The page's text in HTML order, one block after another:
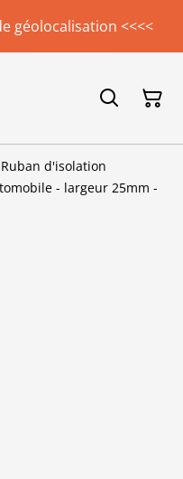
géolocalisation <<<<
Ruban d'isolation
- largeur 25mm -